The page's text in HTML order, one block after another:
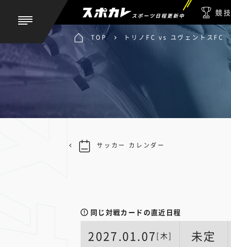
スポーツ日程更新中 競技
TOP トリノFC vs ユヴェントスFC
同じ対戦カードの直近日程
2027.01.07[木] 未定
サッカー カレンダー